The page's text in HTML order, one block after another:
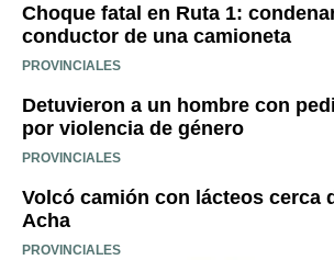
Choque fatal en Ruta 1:
conductor de una camioneta
PROVINCIALES
Detuvieron a un hombre con
por violencia de género
PROVINCIALES
Volcó camión con lácteos cerca
Acha
PROVINCIALES